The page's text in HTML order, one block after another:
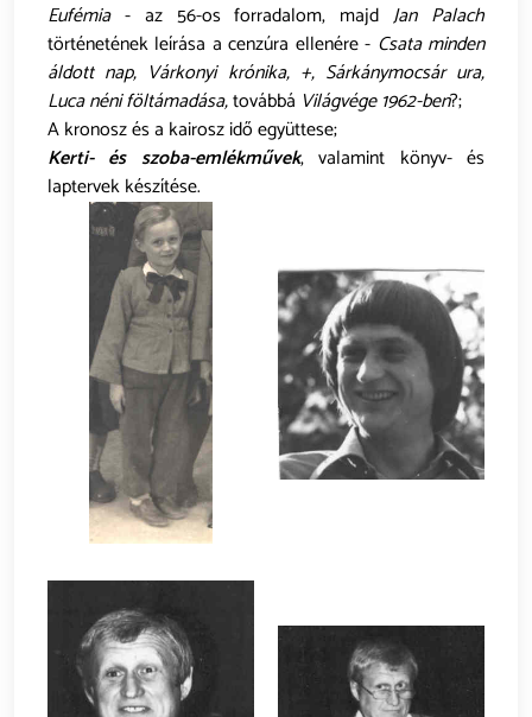
Eufémia- az 56-os forradalom, majdJan Palach
történetének leírása a cenzúra ellenére - Csata minden
áldott nap, Várkonyi krónika, +, Sárkánymocsár ura,
Luca néni föltámadása,továbbá Világvége 1962-ben?;
A kronosz és a kairosz idő együttese;
Kerti- és szoba-emlékművek, valamint könyv- és
laptervek készítése.